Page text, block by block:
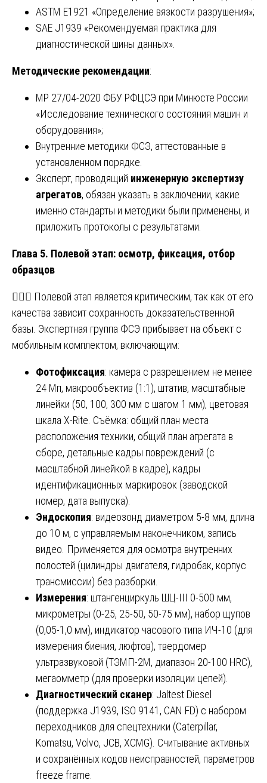
ASTM E1921 «Определение вязкости разрушения»;
SAE J1939 «Рекомендуемая практика для
диагностической шины данных».
Методические рекомендации:
МР 27/04-2020 ФБУ РФЦСЭ при Минюсте России
«Исследование технического состояния машин и
оборудования»;
Внутренние методики ФСЭ, аттестованные в
установленном порядке.
Эксперт, проводящий инженерную экспертизу
агрегатов, обязан указать в заключении, какие
именно стандарты и методики были применены, и
приложить протоколы с результатами.
Глава 5. Полевой этап: осмотр, фиксация, отбор
образцов
🕵️‍♂️📸 Полевой этап является критическим, так как от его
качества зависит сохранность доказательственной
базы. Экспертная группа ФСЭ прибывает на объект с
мобильным комплектом, включающим:
Фотофиксация: камера с разрешением не менее
24 Мп, макрообъектив (1:1), штатив, масштабные
линейки (50, 100, 300 мм с шагом 1 мм), цветовая
шкала X-Rite. Съёмка: общий план места
расположения техники, общий план агрегата в
сборе, детальные кадры повреждений (с
масштабной линейкой в кадре), кадры
идентификационных маркировок (заводской
номер, дата выпуска).
Эндоскопия: видеозонд диаметром 5-8 мм, длина
до 10 м, с управляемым наконечником, запись
видео. Применяется для осмотра внутренних
полостей (цилиндры двигателя, гидробак, корпус
трансмиссии) без разборки.
Измерения: штангенциркуль ШЦ-III 0-500 мм,
микрометры (0-25, 25-50, 50-75 мм), набор щупов
(0,05-1,0 мм), индикатор часового типа ИЧ-10 (для
измерения биения, люфтов), твердомер
ультразвуковой (ТЭМП-2М, диапазон 20-100 HRC),
мегаомметр (для проверки изоляции цепей).
Диагностический сканер: Jaltest Diesel
(поддержка J1939, ISO 9141, CAN FD) с набором
переходников для спецтехники (Caterpillar,
Komatsu, Volvo, JCB, XCMG). Считывание активных
и сохранённых кодов неисправностей, параметров
freeze frame.